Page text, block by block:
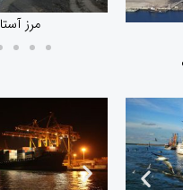
بندر چابهار
مرز